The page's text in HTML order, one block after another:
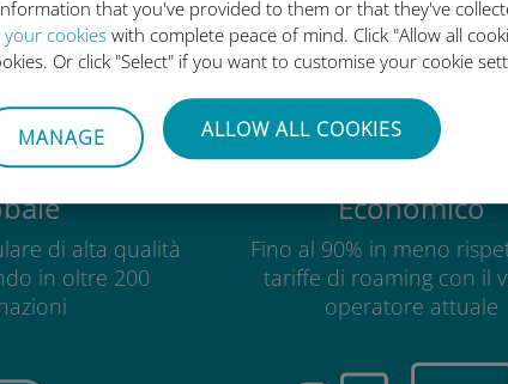
that you've provided to them or that they've
your cookies with complete peace of mind. Click "Allow all
Or click "Select" if you want to customise your cookie
MANAGE ALLOW ALL COOKIES
internazionale di Ubigi è
di alta qualità
in oltre 200
Economico
Fino al 90% in meno
tariffe di roaming con il
operatore attuale